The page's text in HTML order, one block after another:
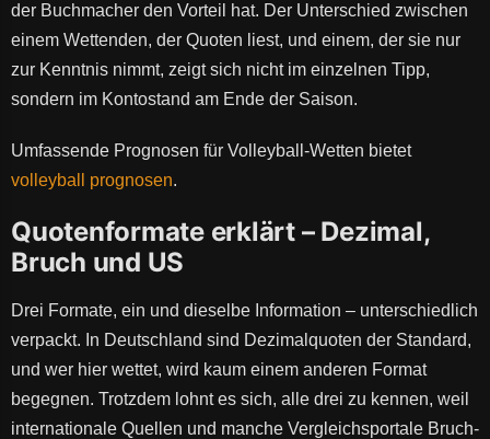
der Buchmacher den Vorteil hat. Der Unterschied zwischen
einem Wettenden, der Quoten liest, und einem, der sie nur
zur Kenntnis nimmt, zeigt sich nicht im einzelnen Tipp,
sondern im Kontostand am Ende der Saison.
Umfassende Prognosen für Volleyball-Wetten bietet
volleyball prognosen.
Quotenformate erklärt – Dezimal,
Bruch und US
Drei Formate, ein und dieselbe Information – unterschiedlich
verpackt. In Deutschland sind Dezimalquoten der Standard,
und wer hier wettet, wird kaum einem anderen Format
begegnen. Trotzdem lohnt es sich, alle drei zu kennen, weil
internationale Quellen und manche Vergleichsportale Bruch-